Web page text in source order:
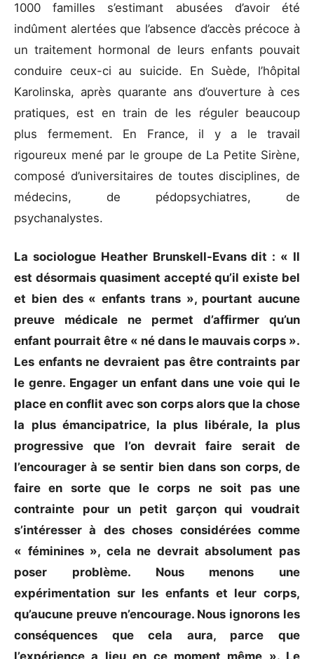
1000 familles s’estimant abusées d’avoir été
indûment alertées que l’absence d’accès précoce à
un traitement hormonal de leurs enfants pouvait
conduire ceux-ci au suicide. En Suède, l’hôpital
Karolinska, après quarante ans d’ouverture à ces
pratiques, est en train de les réguler beaucoup
plus fermement. En France, il y a le travail
rigoureux mené par le groupe de La Petite Sirène,
composé d’universitaires de toutes disciplines, de
médecins, de pédopsychiatres, de
psychanalystes.
La sociologue Heather Brunskell-Evans dit : « Il
est désormais quasiment accepté qu’il existe bel
et bien des « enfants trans », pourtant aucune
preuve médicale ne permet d’affirmer qu’un
enfant pourrait être « né dans le mauvais corps ».
Les enfants ne devraient pas être contraints par
le genre. Engager un enfant dans une voie qui le
place en conflit avec son corps alors que la chose
la plus émancipatrice, la plus libérale, la plus
progressive que l’on devrait faire serait de
l’encourager à se sentir bien dans son corps, de
faire en sorte que le corps ne soit pas une
contrainte pour un petit garçon qui voudrait
s’intéresser à des choses considérées comme
« féminines », cela ne devrait absolument pas
poser problème. Nous menons une
expérimentation sur les enfants et leur corps,
qu’aucune preuve n’encourage. Nous ignorons les
conséquences que cela aura, parce que